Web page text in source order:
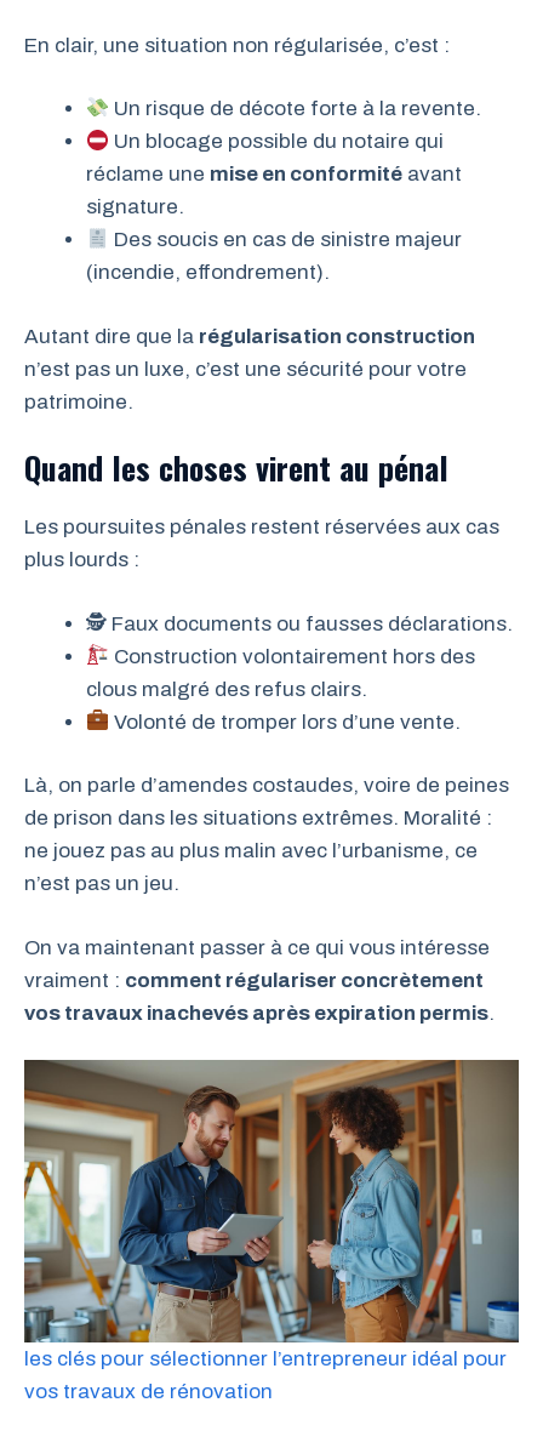
En clair, une situation non régularisée, c’est :
Un risque de décote forte à la revente.
Un blocage possible du notaire qui
réclame une mise en conformité avant
signature.
Des soucis en cas de sinistre majeur
(incendie, effondrement).
Autant dire que la régularisation construction
n’est pas un luxe, c’est une sécurité pour votre
patrimoine.
Quand les choses virent au pénal
Les poursuites pénales restent réservées aux cas
plus lourds :
🕵️ Faux documents ou fausses déclarations.
Construction volontairement hors des
clous malgré des refus clairs.
Volonté de tromper lors d’une vente.
Là, on parle d’amendes costaudes, voire de peines
de prison dans les situations extrêmes. Moralité :
ne jouez pas au plus malin avec l’urbanisme, ce
n’est pas un jeu.
On va maintenant passer à ce qui vous intéresse
vraiment : comment régulariser concrètement
vos travaux inachevés après expiration permis.
les clés pour sélectionner l’entrepreneur idéal pour
vos travaux de rénovation